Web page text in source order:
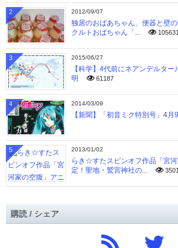
2012/09/07
独居のおばあちゃん、便器と壁
クルトおばちゃん「...
105631
2
2015/06/27
【科学】4代前にネアンデルタ
明
61187
3
2014/03/09
【新聞】「初音ミク特別号」4月
4
2013/01/02
らき☆すたスピンオフ作品「宮
定！聖地・鷲宮神社の...
5
購読 / シェア